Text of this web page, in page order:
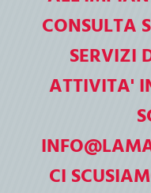
CONSULTA
SERVIZI
ATTIVITA'
CI